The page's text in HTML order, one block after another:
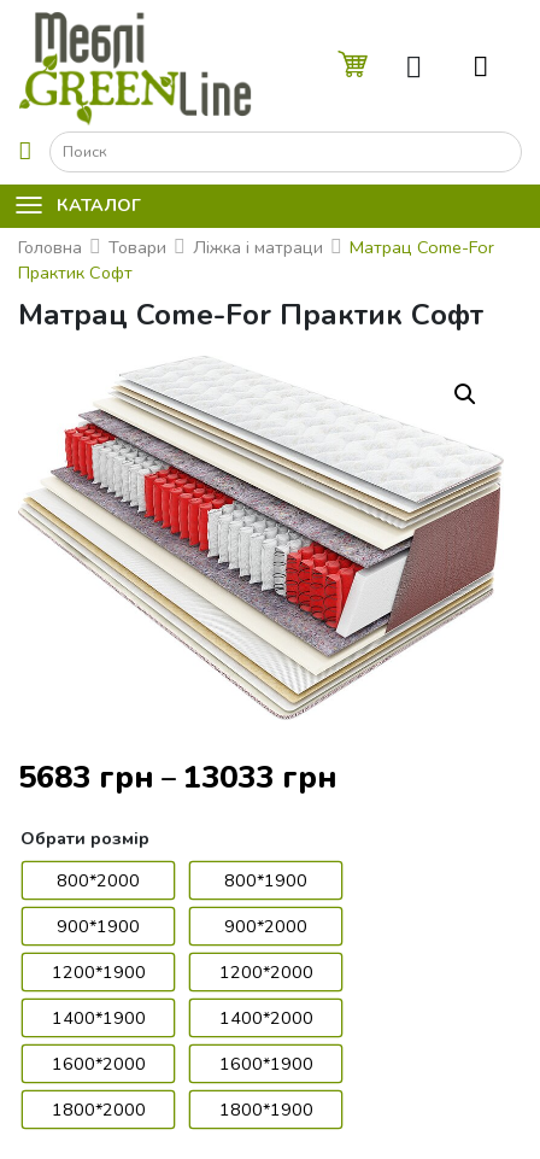
☰
КАТАЛОГ
Головна
Товари Ліжка і матраци
Матрац Come-For
Практик Софт
Матрац Come-For Практик Софт
5683 грн – 13033 грн
Обрати розмір
800*2000
800*1900
900*1900
900*2000
1200*1900
1200*2000
1400*1900
1400*2000
1600*2000
1600*1900
1800*2000
1800*1900